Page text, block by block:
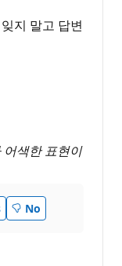
지 말고 답변
색한 표현이
No